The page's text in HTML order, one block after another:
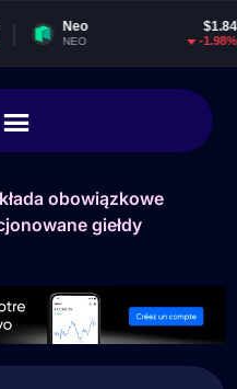
Neo
obowiązkowe
giełdy